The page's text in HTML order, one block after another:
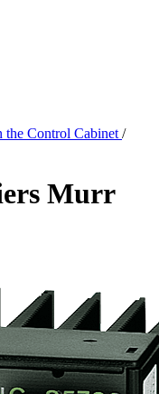
the Control Cabinet /
Murr